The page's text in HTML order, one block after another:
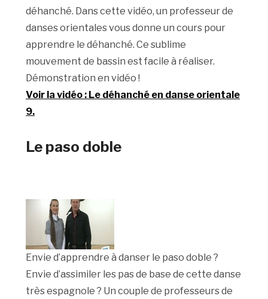
déhanché. Dans cette vidéo, un professeur de
danses orientales vous donne un cours pour
apprendre le déhanché. Ce sublime
mouvement de bassin est facile à réaliser.
Démonstration en vidéo !
Voir la vidéo : Le déhanché en danse orientale
9.
Le paso doble
Envie d’apprendre à danser le paso doble ?
Envie d’assimiler les pas de base de cette danse
très espagnole ? Un couple de professeurs de